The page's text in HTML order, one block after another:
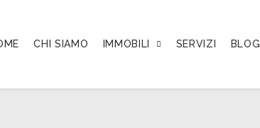
CHI SIAMO IMMOBILI SERVIZI BLOG